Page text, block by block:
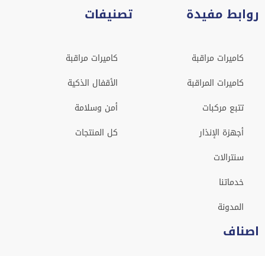
روابط مفيدة
كاميرات مراقبة
كاميرات المراقبة
تتبع مركبات
أجهزة الإنذار
سنترالات
خدماتنا
المدونة
تصنيفات
كاميرات مراقبة
الأقفال الذكية
أمن وسلامة
كل المنتجات
اصناف